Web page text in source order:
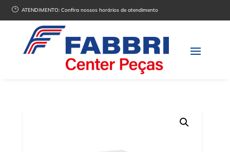
} ATENDIMENTO:Confira nossos horários de atendimento